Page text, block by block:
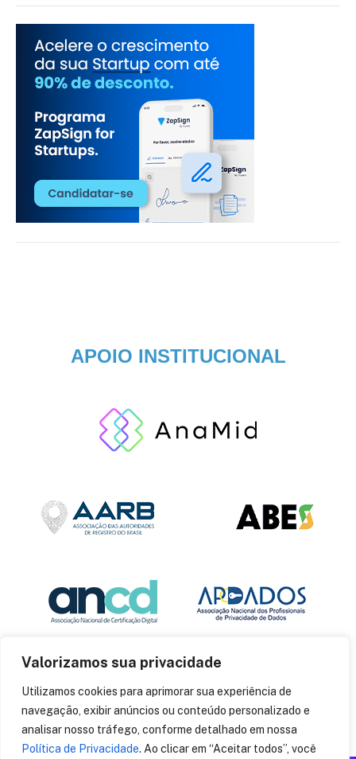
Valorizamos sua privacidade
Utilizamos cookies para aprimorar sua experiência de
navegação, exibir anúncios ou conteúdo personalizado e
analisar nosso tráfego, conforme detalhado em nossa
Política de Privacidade. Ao clicar em “Aceitar todos”, você
APOIO INSTITUCIONAL